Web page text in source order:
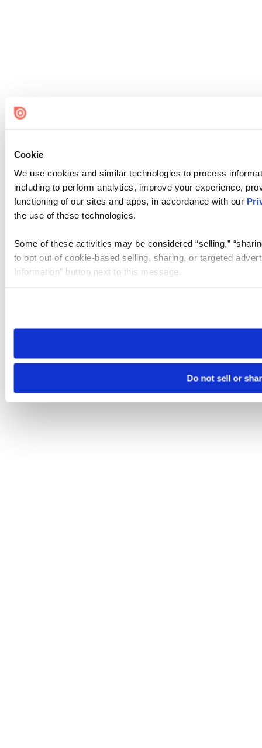
Cookie
We use cookies and similar technologies to process
including to perform analytics, improve your experience,
functioning of our sites and apps, in accordance with our
the use of these technologies.
Some of these activities may be considered “selling,”
to opt out of cookie-based selling, sharing, or targeted
Information” button next to this message.
need to be set again.
Do not sell or